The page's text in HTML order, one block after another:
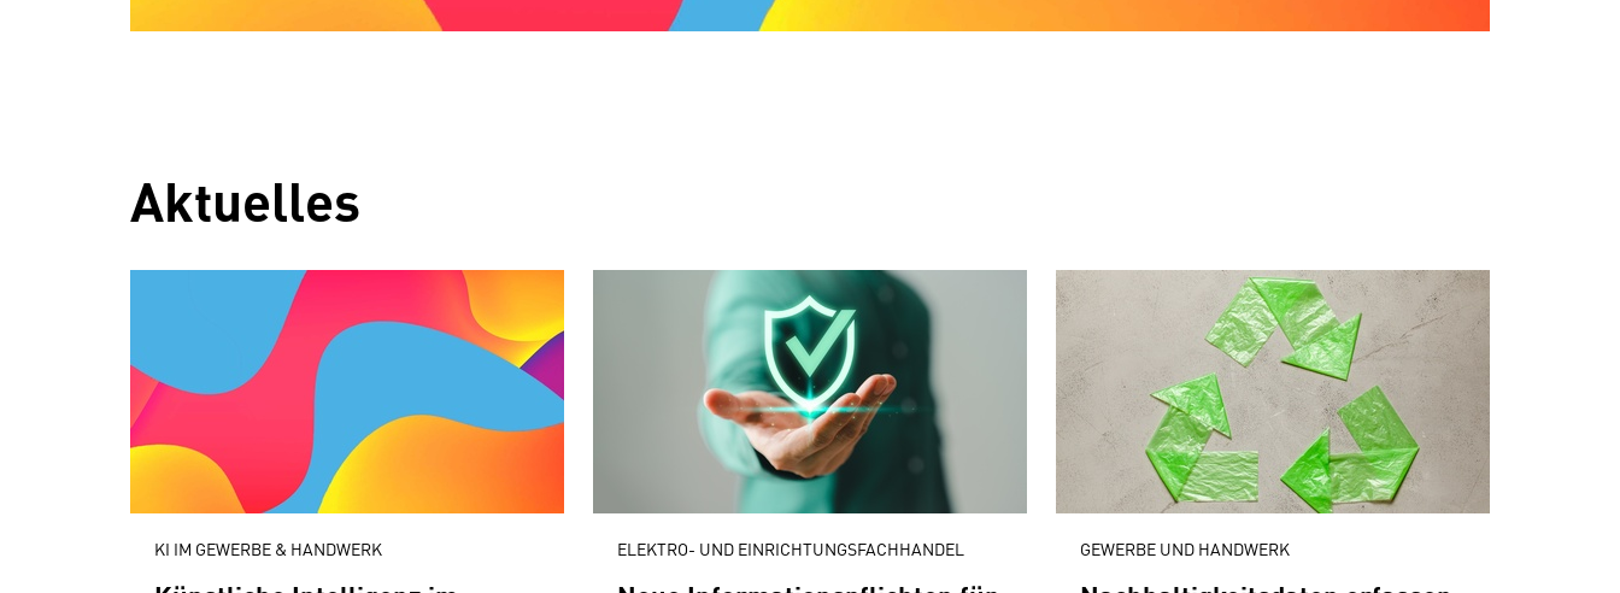
Aktuelles
KI IM GEWERBE & HANDWERK ELEKTRO- UND EINRICHTUNGSFACHHANDEL GEWERBE UND HANDWERK